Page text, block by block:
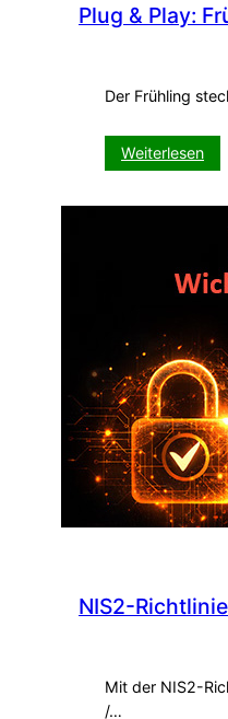
Plug & Play:
Der Frühling
Weiterlesen:
Plug
NIS2-
Mit der NIS2-
/…